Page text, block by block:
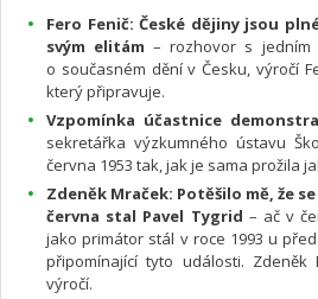
Fero Fenič: České dějiny jsou
svým elitám – rozhovor s jedním
o současném dění v Česku, výročí
který připravuje.
Vzpomínka účastnice
sekretářka výzkumného ústavu
června 1953 tak, jak je sama prožila
Zdeněk Mraček: Potěšilo mě, že
června stal Pavel Tygrid – ač v
jako primátor stál v roce 1993 u
připomínající tyto události.
výročí.